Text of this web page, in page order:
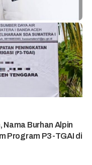
Nama Burhan Alpin
Program P3-TGAI di